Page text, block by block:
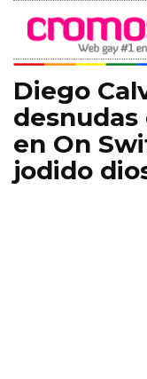
Diego
desnudas
en On
jodido